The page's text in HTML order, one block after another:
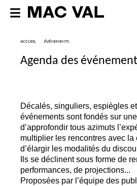
ACCUEIL ÉVÉNEMENTS
Agenda des
Décalés, singuliers, espiègles
événements sont fondés sur
d’approfondir tous azimuts
multiplier les rencontres avec la
d’élargir les modalités du
Ils se déclinent sous forme de
performances, de projections...
Proposées par l’équipe des